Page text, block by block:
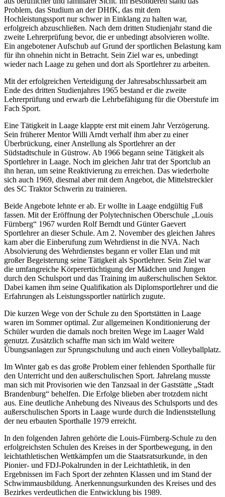
Problem, das Studium an der DHfK, das mit dem
Hochleistungssport nur schwer in Einklang zu halten war,
erfolgreich abzuschließen. Nach dem dritten Studienjahr stand die
zweite Lehrerprüfung bevor, die er unbedingt absolvieren wollte.
Ein angebotener Aufschub auf Grund der sportlichen Belastung kam
für ihn ohnehin nicht in Betracht. Sein Ziel war es, unbedingt
wieder nach Laage zu gehen und dort als Sportlehrer zu arbeiten.
Mit der erfolgreichen Verteidigung der Jahresabschlussarbeit am
Ende des dritten Studienjahres 1965 bestand er die zweite
Lehrerprüfung und erwarb die Lehrbefähigung für die Oberstufe im
Fach Sport.
Eine Tätigkeit in Laage klappte erst mit einem Jahr Verzögerung.
Sein früherer Mentor Willi Arndt verhalf ihm aber zu einer
Überbrückung, einer Anstellung als Sportlehrer an der
Südstadtschule in Güstrow. Ab 1966 begann seine Tätigkeit als
Sportlehrer in Laage. Noch im gleichen Jahr trat der Sportclub an
ihn heran, um seine Reaktivierung zu erreichen. Das wiederholte
sich auch 1969, diesmal aber mit dem Angebot, die Mittelstreckler
des SC Traktor Schwerin zu trainieren.
Beide Angebote lehnte er ab. Er wollte in Laage endgültig Fuß
fassen. Mit der Eröffnung der Polytechnischen Oberschule „Louis
Fürnberg“ 1967 wurden Rolf Berndt und Günter Gaevert
Sportlehrer an dieser Schule. Am 2. November des gleichen Jahres
kam aber die Einberufung zum Wehrdienst in die NVA. Nach
Absolvierung des Wehrdienstes begann er voller Elan und mit
großer Begeisterung seine Tätigkeit als Sportlehrer. Sein Ziel war
die umfangreiche Körperertüchtigung der Mädchen und Jungen
durch den Schulsport und das Training im außerschulischen Sektor.
Dabei kamen ihm seine Qualifikation als Diplomsportlehrer und die
Erfahrungen als Leistungssportler natürlich zugute.
Die kurzen Wege von der Schule zu den Sportstätten in Laage
waren im Sommer optimal. Zur allgemeinen Konditionierung der
Schüler wurden die damals noch breiten Wege im Laager Wald
genutzt. Zusätzlich schaffte man sich im Wald weitere
Übungsanlagen zur Sprungschulung und auch einen Volleyballplatz.
Im Winter gab es das große Problem einer fehlenden Sporthalle für
den Unterricht und den außerschulischen Sport. Jahrelang musste
man sich mit Provisorien wie den Tanzsaal in der Gaststätte „Stadt
Brandenburg“ behelfen. Die Erfolge blieben aber trotzdem nicht
aus. Eine deutliche Anhebung des Niveaus des Schulsports und des
außerschulischen Sports in Laage wurde durch die Indienststellung
der neu erbauten Sporthalle 1979 erreicht.
In den folgenden Jahren gehörte die Louis-Fürnberg-Schule zu den
erfolgreichsten Schulen des Kreises in der Sportbewegung, in den
leichtathletischen Wettkämpfen um die Staatsratsurkunde, in den
Pionier- und FDJ-Pokalrunden in der Leichtathletik, in den
Ergebnissen im Fach Sport der zehnten Klassen und im Stand der
Schwimmausbildung. Anerkennungsurkunden des Kreises und des
Bezirkes verdeutlichen die Entwicklung bis 1989.